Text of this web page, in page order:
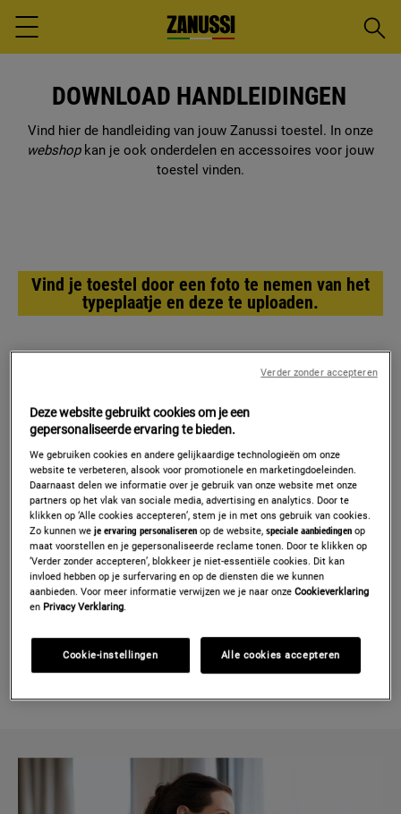
Menu
DOWNLOAD HANDLEIDINGEN
Vind hier de handleiding van jouw Zanussi toestel. In onze
webshopkan je ook onderdelen en accessoires voor jouw
toestel vinden.
Vind je toestel door een foto te nemen van het
typeplaatje en deze te uploaden.
Vind
je
toestel
door
een
foto
te
nemen
typeplaatje
en
deze
Waar vind ik het typeplaatje op mijn toestel?
Hoe moet ik een foto maken van het typeplaatje?
GEEF DE INFORMATIE HANDMATIG IN
Deze website gebruikt cookies om je een
gepersonaliseerde ervaring te bieden.
We gebruiken cookies en andere gelijkaardige technologieën om onze
website te verbeteren, alsook voor promotionele en marketingdoeleinden.
Daarnaast delen we informatie over je gebruik van onze website met onze
partners op het vlak van sociale media, advertising en analytics. Door te
klikken op ‘Alle cookies accepteren’, stem je in met ons gebruik van cookies.
Zo kunnen weje ervaring personaliseren op de website,speciale aanbiedingen op
maat voorstellen en je gepersonaliseerde reclame tonen. Door te klikken op
‘Verder zonder accepteren’, blokkeer je niet-essentiële cookies. Dit kan
invloed hebben op je surfervaring en op de diensten die we kunnen
aanbieden. Voor meer informatie verwijzen we je naar onzeCookieverklaring
en Privacy Verklaring.
Cookie-instellingen Alle cookies accepteren
Verder zonder accepteren